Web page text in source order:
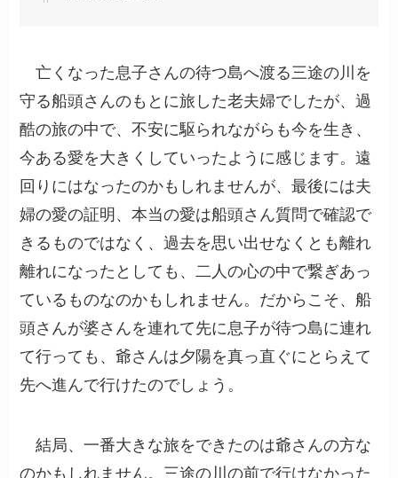
亡くなった息子さんの待つ島へ渡る三途の川を
守る船頭さんのもとに旅した老夫婦でしたが、過
酷の旅の中で、不安に駆られながらも今を生き、
今ある愛を大きくしていったように感じます。遠
回りにはなったのかもしれませんが、最後には夫
婦の愛の証明、本当の愛は船頭さん質問で確認で
きるものではなく、過去を思い出せなくとも離れ
離れになったとしても、二人の心の中で繋ぎあっ
ているものなのかもしれません。だからこそ、船
頭さんが婆さんを連れて先に息子が待つ島に連れ
て行っても、爺さんは夕陽を真っ直ぐにとらえて
先へ進んで行けたのでしょう。
結局、一番大きな旅をできたのは爺さんの方な
のかもしれません。三途の川の前で行けなかった